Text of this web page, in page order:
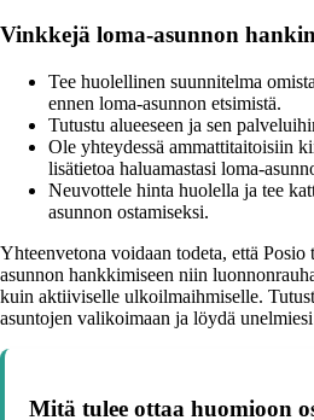
Vinkkejä loma-asunnon
Tee huolellinen suunnitelma
ennen loma-asunnon etsimistä.
Tutustu alueeseen ja sen
Ole yhteydessä ammattitaitoisiin
lisätietoa haluamastasi loma-
Neuvottele hinta huolella ja tee
asunnon ostamiseksi.
Yhteenvetona voidaan todeta, että Posio
asunnon hankkimiseen niin
kuin aktiiviselle ulkoilmaihmiselle.
asuntojen valikoimaan ja löydä
Mitä tulee ottaa huomioon